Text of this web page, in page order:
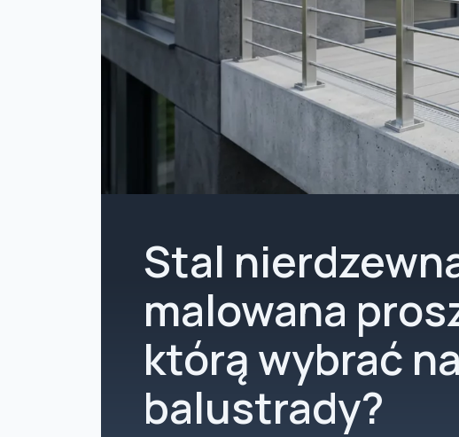
Stal
malowana
którą wybrać na
balustrady?